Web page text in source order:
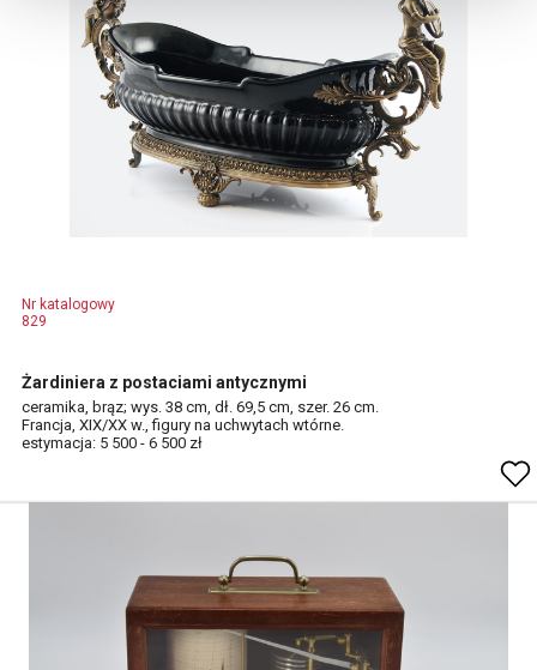
Nr katalogowy
829
Żardiniera z postaciami antycznymi
ceramika, brąz; wys. 38 cm, dł. 69,5 cm, szer. 26 cm.
Francja, XIX/XX w., figury na uchwytach wtórne.
estymacja: 5 500 - 6 500 zł